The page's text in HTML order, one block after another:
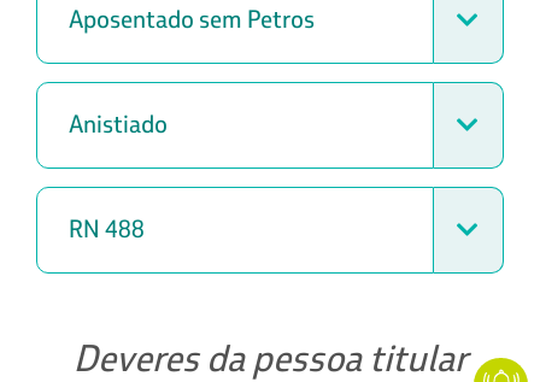
Aposentado sem Petros
Anistiado
RN 488
Deveres da pessoa titular